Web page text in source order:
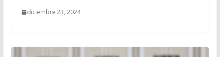
diciembre 23, 2024